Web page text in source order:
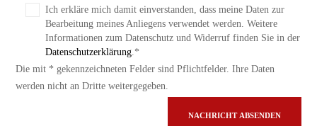
Bitte lasse dieses Feld leer.
Ich erkläre mich damit einverstanden, dass meine Daten zur
Bearbeitung meines Anliegens verwendet werden. Weitere
Informationen zum Datenschutz und Widerruf finden Sie in der
Datenschutzerklärung .*
Die mit * gekennzeichneten Felder sind Pflichtfelder. Ihre Daten
werden nicht an Dritte weitergegeben.